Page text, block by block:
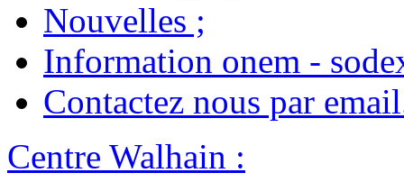
Nouvelles ;
Information onem -
Contactez nous par email
Centre Walhain :